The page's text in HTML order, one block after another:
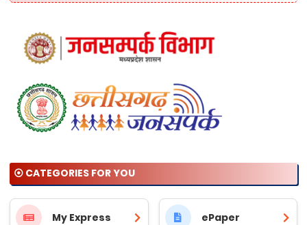
⦿ CATEGORIES FOR YOU
My Express ePaper